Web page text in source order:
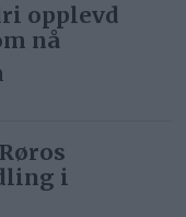
opplevd
nå
i